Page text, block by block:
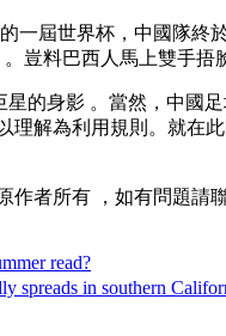
世界杯 ，中國隊終
。豈料巴西人馬上雙手捂
的身影 。當然 ，
為利用規則。就在
者所有 ，如有問題請聯係
read?
spreads in southern